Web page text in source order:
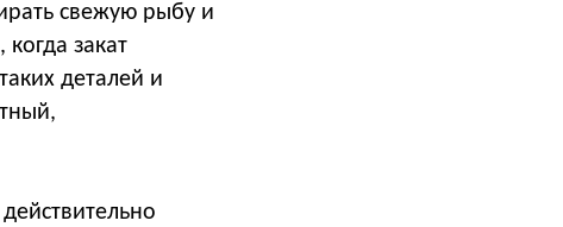
свежую рыбу и
закат
деталей и